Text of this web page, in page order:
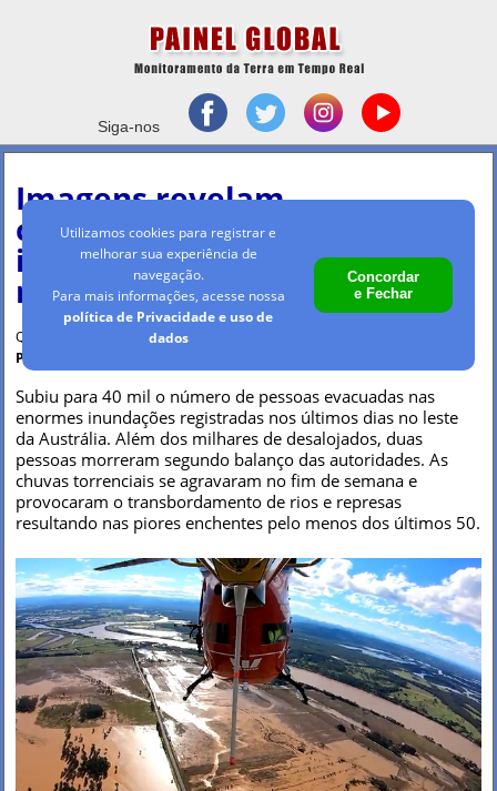
Siga-nos
Imagens revelam
contraste das enormes
inundações e queimadas
na Austrália
Quinta-feira, 25 mar 2021 - 10h15
Por Maria Clara Machado
Subiu para 40 mil o número de pessoas evacuadas nas
enormes inundações registradas nos últimos dias no leste
da Austrália. Além dos milhares de desalojados, duas
pessoas morreram segundo balanço das autoridades. As
chuvas torrenciais se agravaram no fim de semana e
provocaram o transbordamento de rios e represas
resultando nas piores enchentes pelo menos dos últimos 50.
Utilizamos cookies para registrar e
melhorar sua experiência de
navegação.
Para mais informações, acesse nossa
política de Privacidade e uso de
dados
Concordar
e Fechar